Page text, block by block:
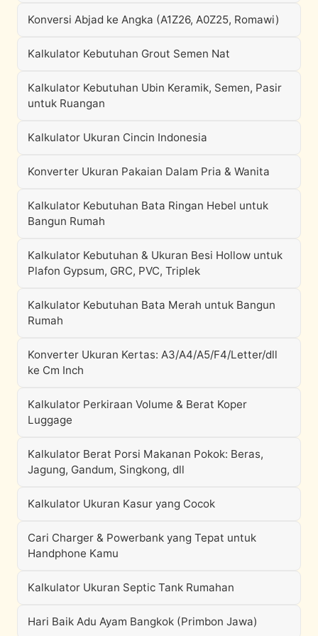
Konversi Abjad ke Angka (A1Z26, A0Z25, Romawi)
Kalkulator Kebutuhan Grout Semen Nat
Kalkulator Kebutuhan Ubin Keramik, Semen, Pasir
untuk Ruangan
Kalkulator Ukuran Cincin Indonesia
Konverter Ukuran Pakaian Dalam Pria & Wanita
Kalkulator Kebutuhan Bata Ringan Hebel untuk
Bangun Rumah
Kalkulator Kebutuhan & Ukuran Besi Hollow untuk
Plafon Gypsum, GRC, PVC, Triplek
Kalkulator Kebutuhan Bata Merah untuk Bangun
Rumah
Konverter Ukuran Kertas: A3/A4/A5/F4/Letter/dll
ke Cm Inch
Kalkulator Perkiraan Volume & Berat Koper
Luggage
Kalkulator Berat Porsi Makanan Pokok: Beras,
Jagung, Gandum, Singkong, dll
Kalkulator Ukuran Kasur yang Cocok
Cari Charger & Powerbank yang Tepat untuk
Handphone Kamu
Kalkulator Ukuran Septic Tank Rumahan
Hari Baik Adu Ayam Bangkok (Primbon Jawa)